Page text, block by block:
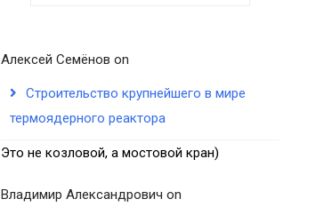
Алексей Семёнов on
Строительство крупнейшего в мире
термоядерного реактора
Это не козловой, а мостовой кран)
Владимир Александрович on